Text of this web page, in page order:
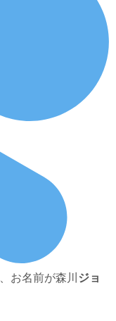
お名前が森川 ジョ